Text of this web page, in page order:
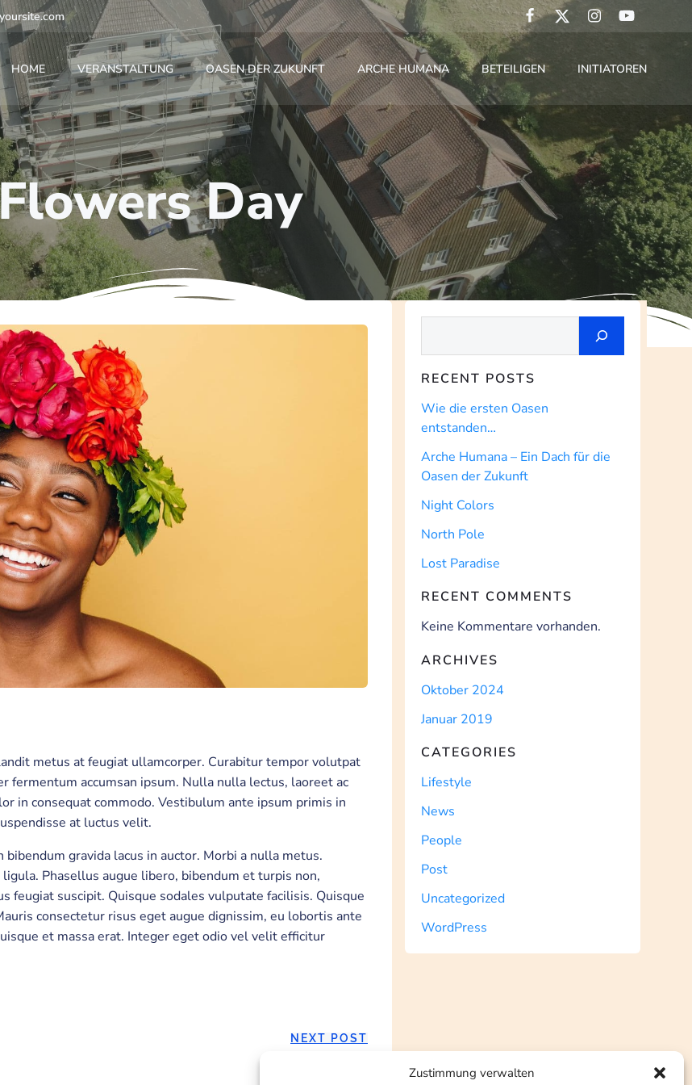
Zustimmung verwalten
HOME VERANSTALTUNG OASEN DER ZUKUNFT ARCHE HUMANA BETEILIGEN INITIATOREN
Day
metus at feugiat ullamcorper. Curabitur tempor volutpat
accumsan ipsum. Nulla nulla lectus, laoreet ac
in consequat commodo. Vestibulum ante ipsum primis in
at luctus velit.
gravida lacus in auctor. Morbi a nulla metus.
Phasellus augue libero, bibendum et turpis non,
feugiat suscipit. Quisque sodales vulputate facilisis. Quisque
consectetur risus eget augue dignissim, eu lobortis ante
et massa erat. Integer eget odio vel velit efficitur
NEXT POST
RECENT POSTS
Wie die ersten Oasen
entstanden…
Arche Humana – Ein Dach für die
Oasen der Zukunft
Night Colors
North Pole
Lost Paradise
RECENT COMMENTS
Keine Kommentare vorhanden.
ARCHIVES
Oktober 2024
Januar 2019
CATEGORIES
Lifestyle
News
People
Post
Uncategorized
WordPress